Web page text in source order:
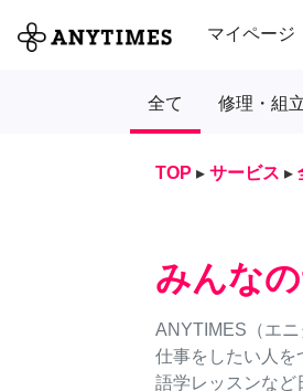
マイページ
全て 修理・組
TOP ▸ サービス ▸
みんな
ANYTIMES（エ
仕事をしたい人を
語学レッスンなど